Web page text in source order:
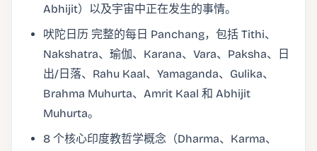
Abhijit）以及宇宙中正在发生的事情。
吠陀日历 完整的每日 Panchang，包括 Tithi、
Nakshatra、瑜伽、Karana、Vara、Paksha、日
出/日落、Rahu Kaal、Yamaganda、Gulika、
Brahma Muhurta、Amrit Kaal 和 Abhijit
Muhurta。
8 个核心印度教哲学概念（Dharma、Karma、